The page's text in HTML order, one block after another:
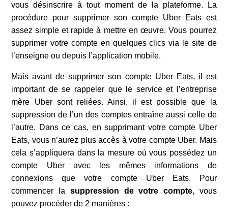
vous désinscrire à tout moment de la plateforme. La
procédure pour supprimer son compte Uber Eats est
assez simple et rapide à mettre en œuvre. Vous pourrez
supprimer votre compte en quelques clics via le site de
l’enseigne ou depuis l’application mobile.
Mais avant de supprimer son compte Uber Eats, il est
important de se rappeler que le service et l’entreprise
mère Uber sont reliées. Ainsi, il est possible que la
suppression de l’un des comptes entraîne aussi celle de
l’autre. Dans ce cas, en supprimant votre compte Uber
Eats, vous n’aurez plus accès à votre compte Uber. Mais
cela s’appliquera dans la mesure où vous possédez un
compte Uber avec les mêmes informations de
connexions que votre compte Uber Eats. Pour
commencer la suppression de votre compte, vous
pouvez procéder de 2 manières :